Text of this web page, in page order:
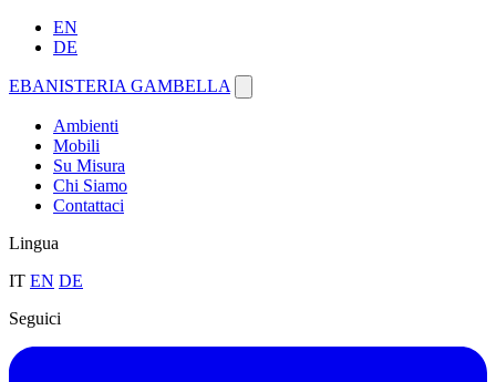
EN
DE
EBANISTERIA GAMBELLA
Ambienti
Mobili
Su Misura
Chi Siamo
Contattaci
Lingua
IT EN DE
Seguici